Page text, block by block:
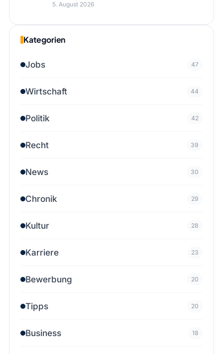
5. August 2026
Kategorien
Jobs 47
Wirtschaft 44
Politik 42
Recht 39
News 30
Chronik 29
Kultur 28
Karriere 23
Bewerbung 20
Tipps 20
Business 18